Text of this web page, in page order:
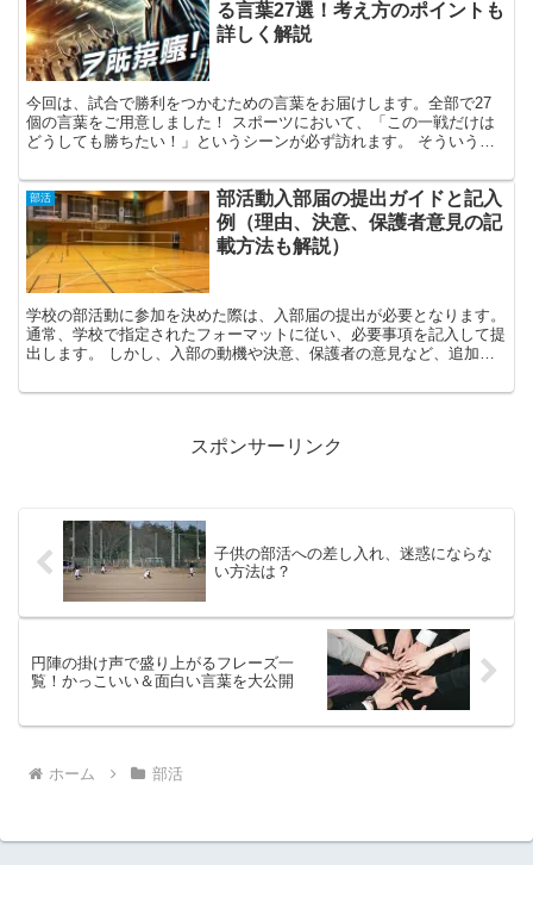
る言葉27選！考え方のポイントも
詳しく解説
今回は、試合で勝利をつかむための言葉をお届けします。全部で27
個の言葉をご用意しました！ スポーツにおいて、「この一戦だけは
どうしても勝ちたい！」というシーンが必ず訪れます。 そういう
部活
部活動入部届の提出ガイドと記入
例（理由、決意、保護者意見の記
載方法も解説）
学校の部活動に参加を決めた際は、入部届の提出が必要となります。
通常、学校で指定されたフォーマットに従い、必要事項を記入して提
出します。 しかし、入部の動機や決意、保護者の意見など、追加で
スポンサーリンク
子供の部活への差し入れ、迷惑にならな
い方法は？
円陣の掛け声で盛り上がるフレーズ一
覧！かっこいい＆面白い言葉を大公開
ホーム 部活